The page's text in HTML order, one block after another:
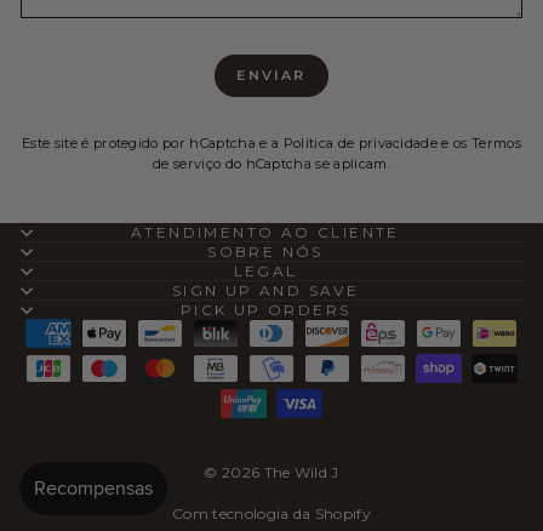
ENVIAR
Este site é protegido por hCaptcha e a Política de privacidade e osTermos
de serviço do hCaptcha se aplicam.
ATENDIMENTO AO CLIENTE
SOBRE NÓS
LEGAL
SIGN UP AND SAVE
PICK UP ORDERS
© 2026 The Wild J
Com tecnologia da Shopify